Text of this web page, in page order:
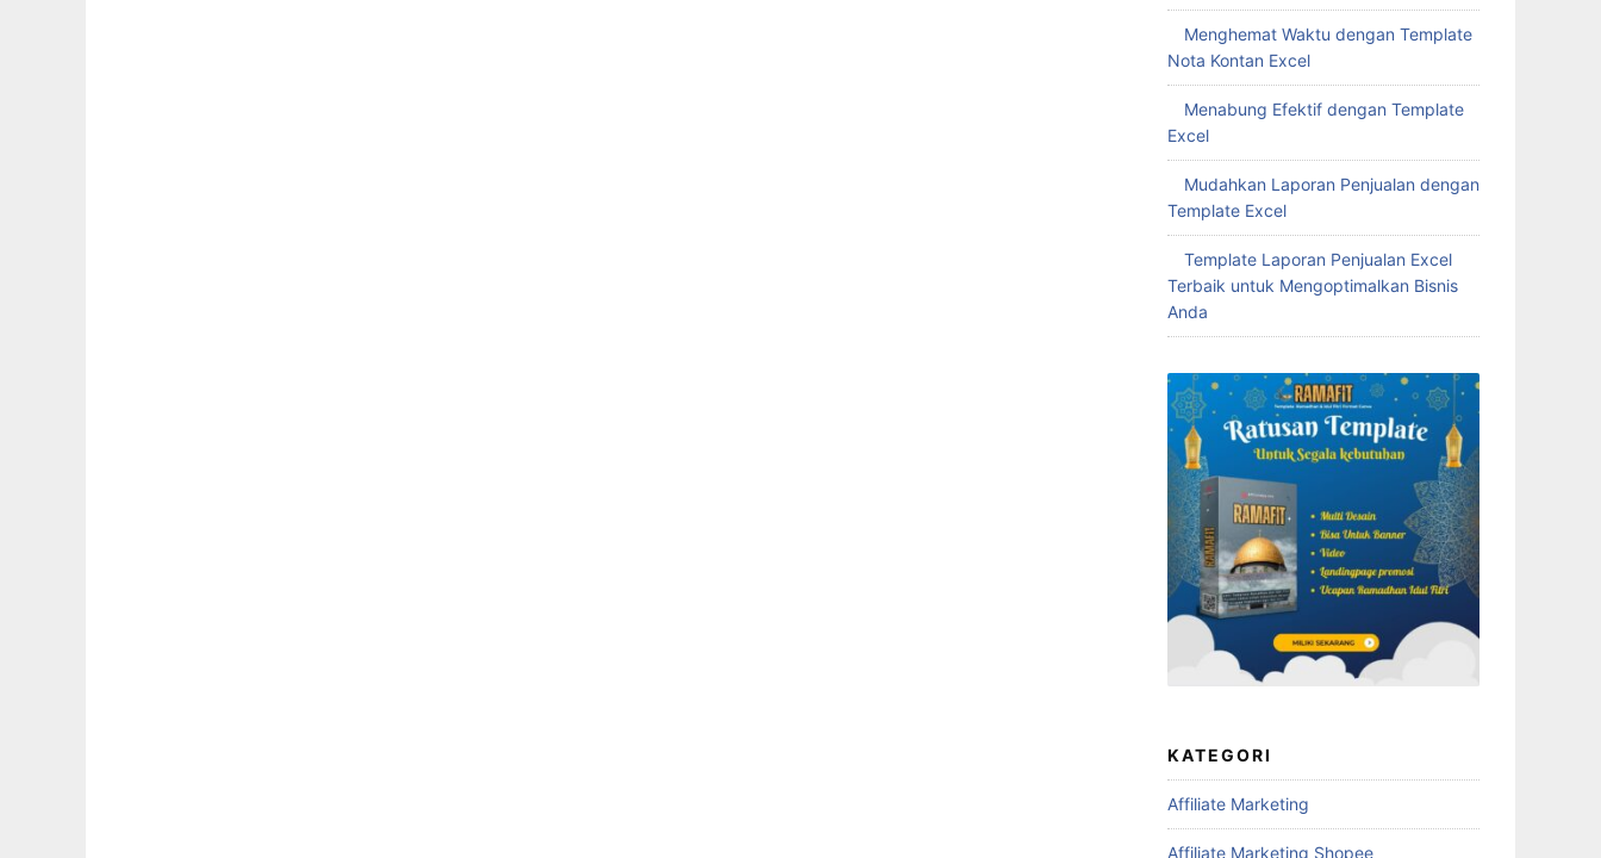
Menghemat Waktu dengan Template
Nota Kontan Excel
Menabung Efektif dengan Template
Excel
Mudahkan Laporan Penjualan dengan
Template Excel
Template Laporan Penjualan Excel
Terbaik untuk Mengoptimalkan Bisnis
Anda
KATEGORI
Affiliate Marketing
Affiliate Marketing Shopee